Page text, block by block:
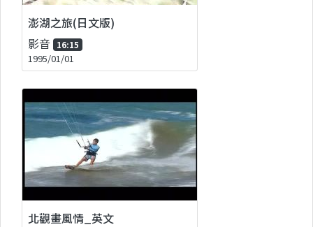
澎湖之旅(日文版)
影音 16:15
1995/01/01
北觀畫風情_英文